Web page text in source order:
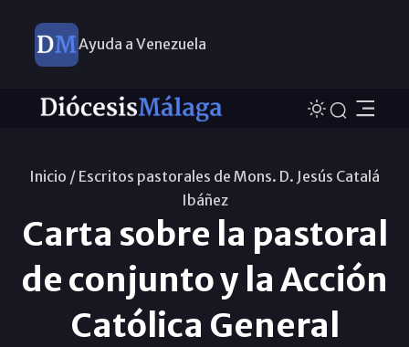
Ayuda a Venezuela
Inicio / Escritos pastorales de Mons. D. Jesús Catalá
Ibáñez
Carta sobre la pastoral
de conjunto y la Acción
Católica General